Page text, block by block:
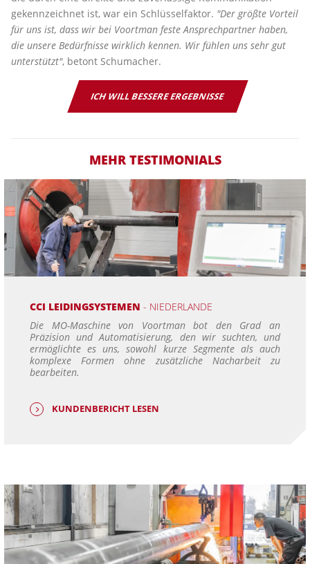
gekennzeichnet ist, war ein Schlüsselfaktor. "Der größte Vorteil
für uns ist, dass wir bei Voortman feste Ansprechpartner haben,
die unsere Bedürfnisse wirklich kennen. Wir fühlen uns sehr gut
unterstützt", betont Schumacher.
ICH WILL BESSERE ERGEBNISSE
MEHR TESTIMONIALS
CCI LEIDINGSYSTEMEN- NIEDERLANDE
Die MO-Maschine von Voortman bot den Grad an
Präzision und Automatisierung, den wir suchten, und
ermöglichte es uns, sowohl kurze Segmente als auch
komplexe Formen ohne zusätzliche Nacharbeit zu
bearbeiten.
KUNDENBERICHT LESEN